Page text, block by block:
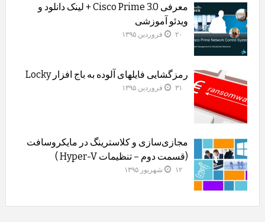
معرفی Cisco Prime 3.0 + لینک دانلود و
ویدئو آموزشی
۲۰ فروردین ۱۳۹۵
رمزگشایی فایلهای آلوده به باج افزار Locky
۳۱ فروردین ۱۳۹۵
مجازی‌سازی و کلاسترینگ‌ در مایکروسافت
(قسمت دوم – تنظیمات Hyper-V )
۱۲ شهریور ۱۳۹۵